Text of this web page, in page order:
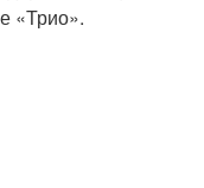
«Трио».